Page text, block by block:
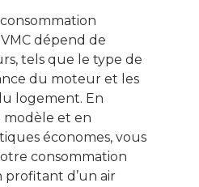
dépend de
tels que le type de
du moteur et les
logement. En
modèle et en
économes, vous
consommation
profitant d’un air